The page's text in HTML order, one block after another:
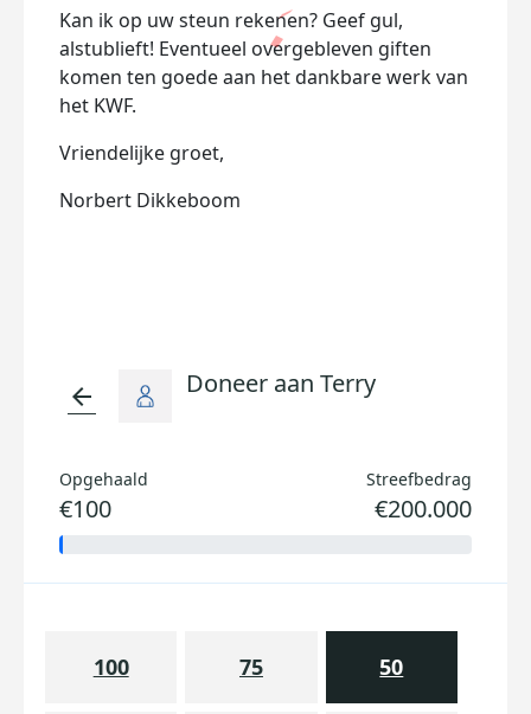
Kan ik op uw steun rekenen? Geef gul,
alstublieft! Eventueel overgebleven giften
komen ten goede aan het dankbare werk van
het KWF.
Vriendelijke groet,
Norbert Dikkeboom
arrow_back Doneer aan Terry
Opgehaald
€100
Streefbedrag
€200.000
100 75 50